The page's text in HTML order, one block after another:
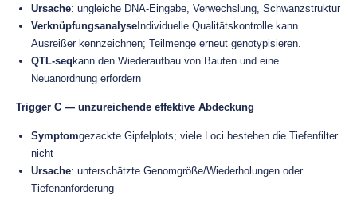
Ursache: ungleiche DNA-Eingabe, Verwechslung, Schwanzstruktur
Verknüpfungsanalyse Individuelle Qualitätskontrolle kann
Ausreißer kennzeichnen; Teilmenge erneut genotypisieren.
QTL-seq kann den Wiederaufbau von Bauten und eine
Neuanordnung erfordern
Trigger C — unzureichende effektive Abdeckung
Symptomgezackte Gipfelplots; viele Loci bestehen die Tiefenfilter
nicht
Ursache: unterschätzte Genomgröße/Wiederholungen oder
Tiefenanforderung